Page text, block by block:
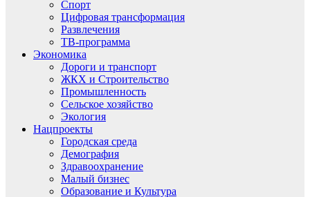
Спорт
Цифровая трансформация
Развлечения
ТВ-программа
Экономика
Дороги и транспорт
ЖКХ и Строительство
Промышленность
Сельское хозяйство
Экология
Нацпроекты
Городская среда
Демография
Здравоохранение
Малый бизнес
Образование и Культура